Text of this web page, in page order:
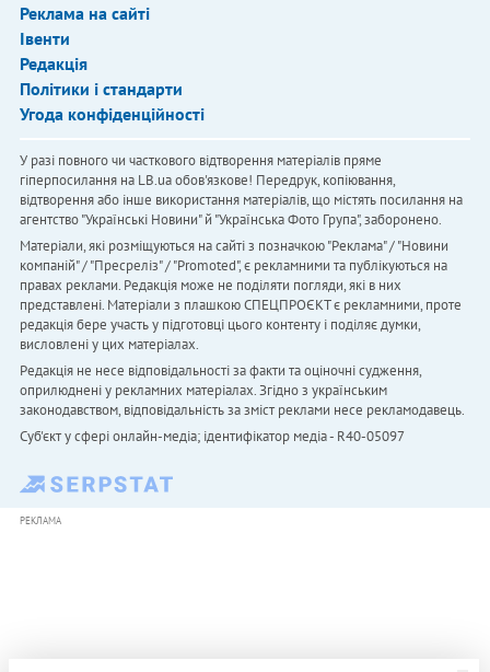
Реклама на сайті
Івенти
Редакція
Політики і стандарти
Угода конфіденційності
У разі повного чи часткового відтворення матеріалів пряме
гіперпосилання на LB.ua обов'язкове! Передрук, копіювання,
відтворення або інше використання матеріалів, що містять посилання на
агентство "Українськi Новини" й "Українська Фото Група", заборонено.
Матеріали, які розміщуються на сайті з позначкою "Реклама" / "Новини
компаній" / "Пресреліз" / "Promoted", є рекламними та публікуються на
правах реклами. Редакція може не поділяти погляди, які в них
представлені. Матеріали з плашкою СПЕЦПРОЄКТ є рекламними, проте
редакція бере участь у підготовці цього контенту і поділяє думки,
висловлені у цих матеріалах.
Редакція не несе відповідальності за факти та оціночні судження,
оприлюднені у рекламних матеріалах. Згідно з українським
законодавством, відповідальність за зміст реклами несе рекламодавець.
Cуб'єкт у сфері онлайн-медіа; ідентифікатор медіа - R40-05097
РЕКЛАМА